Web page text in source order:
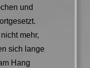
und
mehr,
sich lange
Hang